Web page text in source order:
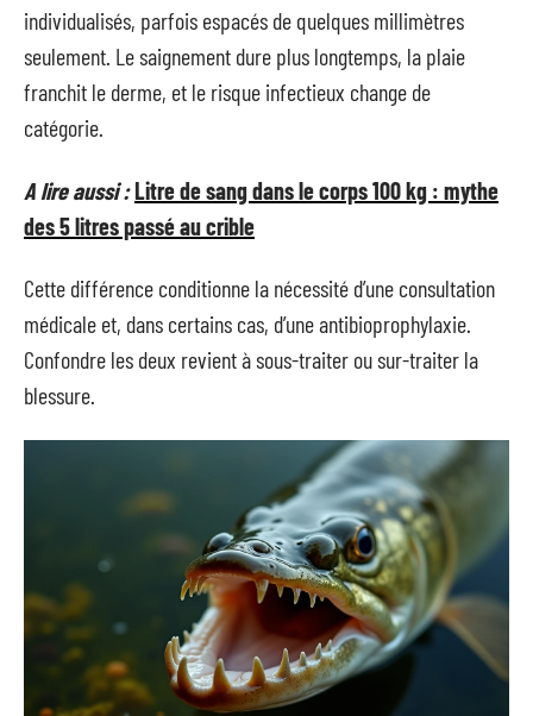
individualisés, parfois espacés de quelques millimètres
seulement. Le saignement dure plus longtemps, la plaie
franchit le derme, et le risque infectieux change de
catégorie.
A lire aussi :Litre de sang dans le corps 100 kg : mythe
des 5 litres passé au crible
Cette différence conditionne la nécessité d’une consultation
médicale et, dans certains cas, d’une antibioprophylaxie.
Confondre les deux revient à sous-traiter ou sur-traiter la
blessure.